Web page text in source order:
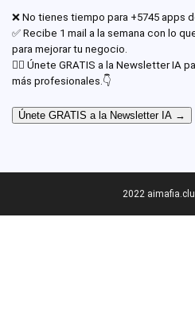
❌ No tienes tiempo para +5745 apps
✅ Recibe 1 mail a la semana con lo
para mejorar tu negocio.
✊🏾 Únete GRATIS a la Newsletter IA
más profesionales.👇
Únete GRATIS a la Newsletter IA →
2022